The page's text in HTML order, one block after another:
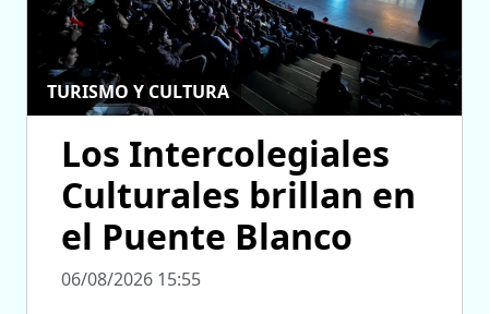
TURISMO Y CULTURA
Los Intercolegiales
Culturales brillan en
el Puente Blanco
06/08/2026 15:55